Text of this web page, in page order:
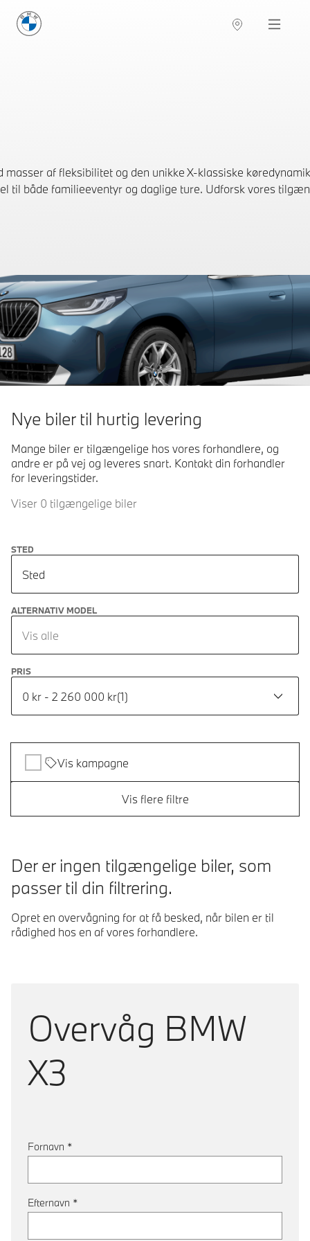
BMW Danmark Navigation
masser af fleksibilitet og den unikke X-klassiske
til både familieeventyr og daglige ture. Udforsk vores
Nye biler til hurtig levering
Mange biler er tilgængelige hos vores forhandlere, og
andre er på vej og leveres snart. Kontakt din forhandler
for leveringstider.
Viser 0 tilgængelige biler
STED
Sted
ALTERNATIV MODEL
Vis alle
PRIS
0 kr - 2 260 000 kr(1)
Vis kampagne
Vis flere filtre
Der er ingen tilgængelige biler, som
passer til din filtrering.
Opret en overvågning for at få besked, når bilen er til
rådighed hos en af vores forhandlere.
Overvåg BMW
X3
Fornavn *
Efternavn *